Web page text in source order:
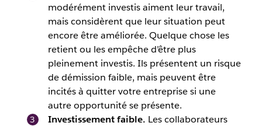
modérément investis aiment leur travail,
mais considèrent que leur situation peut
encore être améliorée. Quelque chose les
retient ou les empêche d’être plus
pleinement investis. Ils présentent un risque
de démission faible, mais peuvent être
incités à quitter votre entreprise si une
autre opportunité se présente.
Investissement faible. Les collaborateurs